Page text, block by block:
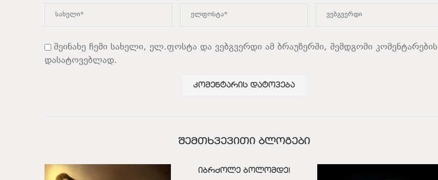
შეინახე ჩემი სახელი, ელ.ფოსტა და ვებგვერდი ამ ბრაუზერში, შემდგომი კომენტარების
დასატოვებლად.
ᲨᲔᲛᲗᲮᲕᲔᲕᲘᲗᲘ ᲑᲚᲝᲒᲔᲑᲘ
იბრძოლე ბოლომდე!